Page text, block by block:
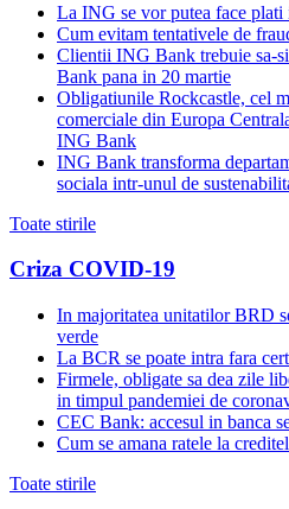
La ING se vor putea face plati
Cum evitam tentativele de
Clientii ING Bank trebuie sa-
Bank pana in 20 martie
Obligatiunile Rockcastle, cel
comerciale din Europa
ING Bank
ING Bank transforma
sociala intr-unul de
Toate stirile
Criza COVID-19
In majoritatea unitatilor BRD
verde
La BCR se poate intra fara
Firmele, obligate sa dea zile
in timpul pandemiei de
CEC Bank: accesul in banca
Cum se amana ratele la
Toate stirile